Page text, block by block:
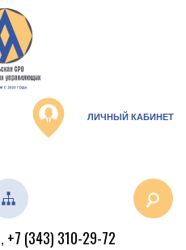
ЛИЧНЫЙ КАБИНЕТ
, +7 (343) 310-29-72